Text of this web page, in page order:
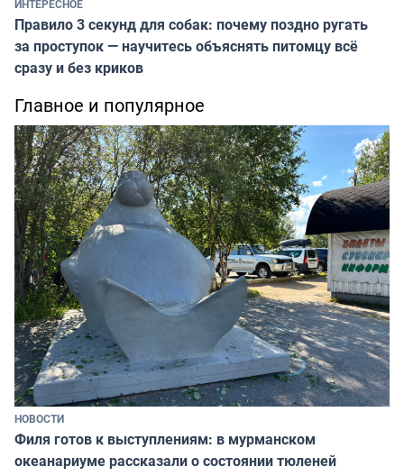
ИНТЕРЕСНОЕ
Правило 3 секунд для собак: почему поздно ругать
за проступок — научитесь объяснять питомцу всё
сразу и без криков
Главное и популярное
НОВОСТИ
Филя готов к выступлениям: в мурманском
океанариуме рассказали о состоянии тюленей